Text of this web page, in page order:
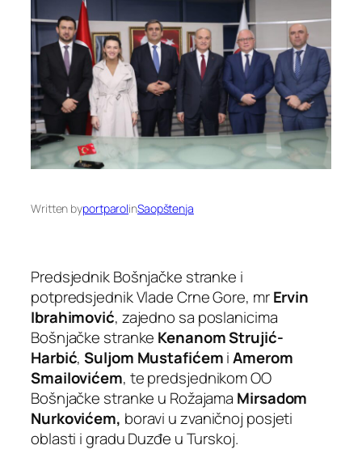
Written byportparolinSaopštenja
Predsjednik Bošnjačke stranke i
potpredsjednik Vlade Crne Gore, mrErvin
Ibrahimović, zajedno sa poslanicima
Bošnjačke stranke Kenanom Strujić-
Harbić,Suljom MustafićemiAmerom
Smailovićem, te predsjednikom OO
Bošnjačke stranke u Rožajama Mirsadom
Nurkovićem, boravi u zvaničnoj posjeti
oblasti i gradu Duzđe u Turskoj.